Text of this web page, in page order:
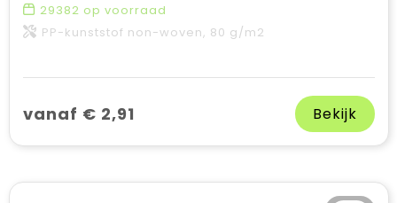
29382 op voorraad
PP-kunststof non-woven, 80 g/m2
vanaf € 2,91 Bekijk